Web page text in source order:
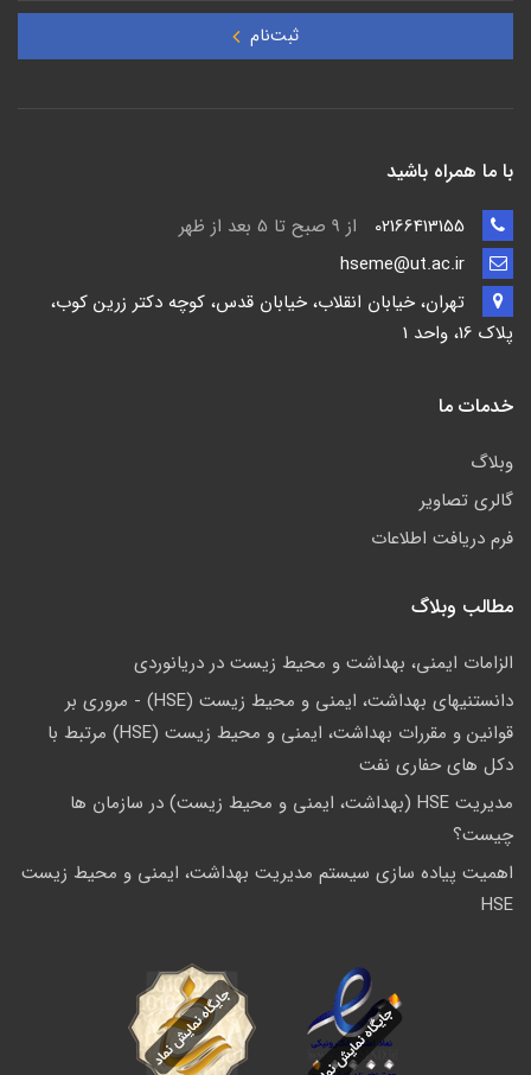
ثبت‌نام
با ما همراه باشید
از 9 صبح تا 5 بعد از ظهر
تهران، خیابان انقلاب، خیابان قدس، کوچه دکتر زرین کوب،
پلاک 16، واحد 1
خدمات ما
وبلاگ
گالری تصاویر
فرم دریافت اطلاعات
مطالب وبلاگ
الزامات ایمنی، بهداشت و محیط زیست در دریانوردی
دانستنیهای بهداشت، ایمنی و محیط زیست (HSE) - مروری بر
قوانین و مقررات بهداشت، ایمنی و محیط زیست (HSE) مرتبط با
دکل های حفاری نفت
مدیریت HSE (بهداشت، ایمنی و محیط زیست) در سازمان ها
چیست؟
اهمیت پیاده سازی سیستم مدیریت بهداشت، ایمنی و محیط زیست
HSE